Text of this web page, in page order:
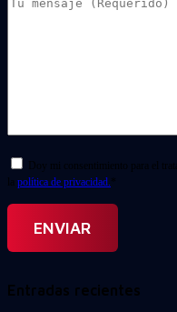
Doy mi consentimiento para el
la política de privacidad. *
Entradas recientes